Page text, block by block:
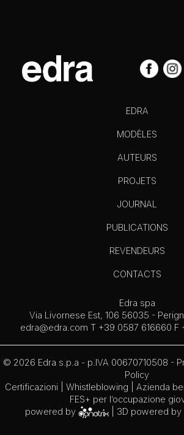
EDRA
MODÈLES
AUTEURS
PROJETS
JOURNAL
PUBLICATIONS
REVENDEURS
CONTACTS
Edra spa
Via Livornese Est, 106 56035 -
edra@edra.com T +39 0587 616660 F
© 2026 Edra s.p.a - p.IVA 00670710508 -
Policy
Certificazioni
Whistleblowing | Azienda
FES+ per l’occupazione
powered by
| 3D powered by